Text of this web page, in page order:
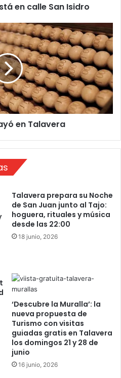
en calle San Isidro
en Talavera
Talavera prepara su Noche
de San Juan junto al Tajo:
hoguera, rituales y música
desde las 22:00
18 junio, 2026
‘Descubre la Muralla’: la
nueva propuesta de
Turismo con visitas
guiadas gratis en Talavera
los domingos 21 y 28 de
junio
16 junio, 2026